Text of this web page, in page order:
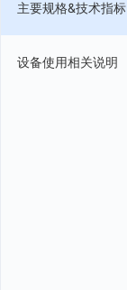
主要规格&技术指标
设备使用相关说明